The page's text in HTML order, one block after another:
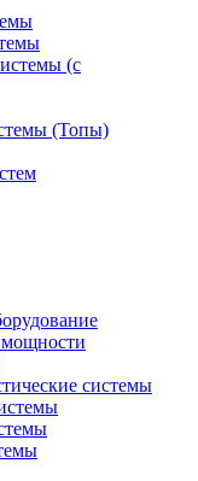
(с
(Топы)
системы